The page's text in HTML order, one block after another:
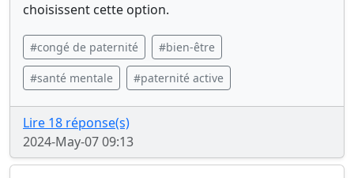
choisissent cette option.
#congé de paternité #bien-être
#santé mentale #paternité active
Lire 18 réponse(s)
2024-May-07 09:13